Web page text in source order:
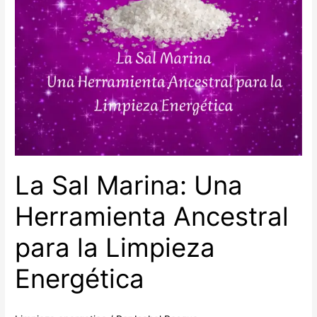
La Sal Marina: Una
Herramienta Ancestral
para la Limpieza
Energética